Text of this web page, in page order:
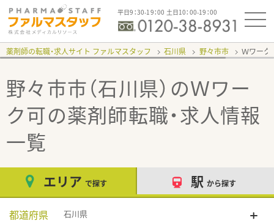
平日9：30-19：00 土日10：00-19：00
薬剤師の転職・求人サイト ファルマスタッフ 石川県 野々市市 Ｗワー
野々市市（石川県）のＷワー
ク可の薬剤師転職・求人情報
一覧
エリア で探す 駅 から探す
都道府県 石川県